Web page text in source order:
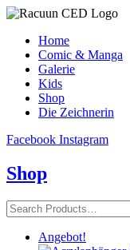
Home
Comic & Manga
Galerie
Kids
Shop
Die Zeichnerin
Facebook Instagram
Shop
Angebot!